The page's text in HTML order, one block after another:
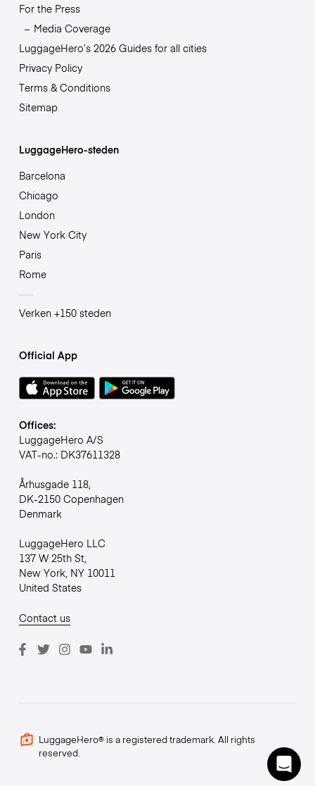
For the Press
Media Coverage
LuggageHero’s 2026 Guides for all cities
Privacy Policy
Terms & Conditions
Sitemap
LuggageHero-steden
Barcelona
Chicago
London
New York City
Paris
Rome
Verken +150 steden
Official App
Offices:
LuggageHero A/S
VAT-no.: DK37611328
Århusgade 118,
DK-2150 Copenhagen
Denmark
LuggageHero LLC
137 W 25th St,
New York, NY 10011
United States
Contact us
LuggageHero® is a registered trademark. All rights
reserved.